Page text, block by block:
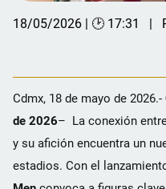
18/05/2026 | 🕑 17:31
Cdmx, 18 de mayo de 2026.-
de 2026– La conexión
y su afición encuentra un
estadios. Con el